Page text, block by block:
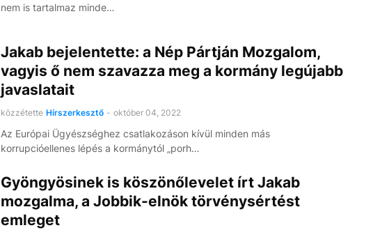
nem is tartalmaz minde…
Jakab bejelentette: a Nép Pártján Mozgalom,
vagyis ő nem szavazza meg a kormány legújabb
javaslatait
közzétette Hírszerkesztő - október 04, 2022
Az Európai Ügyészséghez csatlakozáson kívül minden más
korrupcióellenes lépés a kormánytól „porh…
Gyöngyösinek is köszönőlevelet írt Jakab
mozgalma, a Jobbik-elnök törvénysértést
emleget